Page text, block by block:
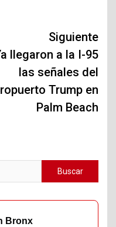
Siguiente
llegaron a la I-95
las señales del
Trump en
Palm Beach
Bronx